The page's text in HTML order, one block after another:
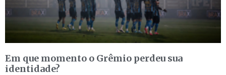
Em que momento o Grêmio perdeu sua
identidade?